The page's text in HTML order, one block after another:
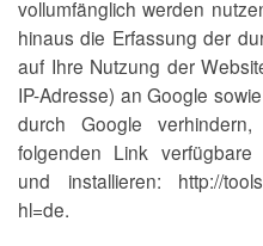
vollumfänglich werden
hinaus die Erfassung der
auf Ihre Nutzung der
IP-Adresse) an Google
durch Google
folgenden Link verfügbare
und installieren: http://
hl=de.